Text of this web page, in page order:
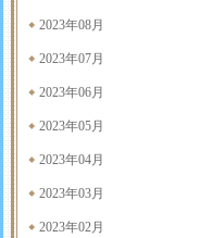
2023年08月
2023年07月
2023年06月
2023年05月
2023年04月
2023年03月
2023年02月